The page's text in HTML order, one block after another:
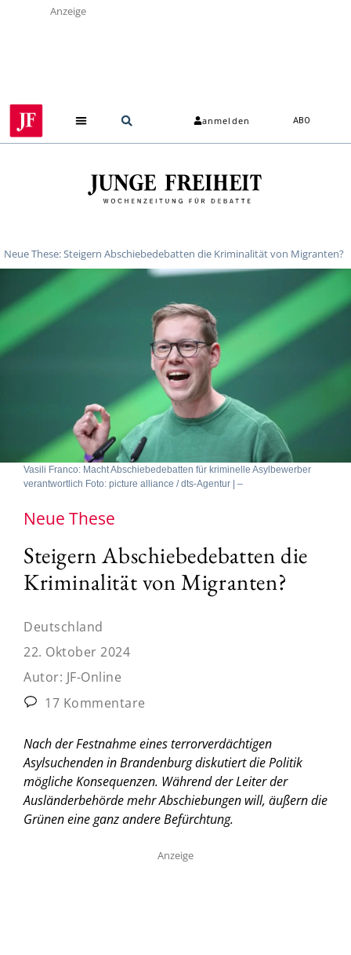
Anzeige
anmelden ABO
Neue These: Steigern Abschiebedebatten die Kriminalität von Migranten?
Vasili Franco: Macht Abschiebedebatten für kriminelle Asylbewerber
verantwortlich Foto: picture alliance / dts-Agentur | –
Neue These
Steigern Abschiebedebatten die
Kriminalität von Migranten?
Deutschland
22. Oktober 2024
Autor: JF-Online
17 Kommentare
Nach der Festnahme eines terrorverdächtigen
Asylsuchenden in Brandenburg diskutiert die Politik
mögliche Konsequenzen. Während der Leiter der
Ausländerbehörde mehr Abschiebungen will, äußern die
Grünen eine ganz andere Befürchtung.
Anzeige